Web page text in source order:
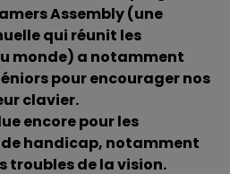
Assembly (une
qui réunit les
monde) a notamment
pour encourager nos
clavier.
encore pour les
handicap, notamment
troubles de la vision.